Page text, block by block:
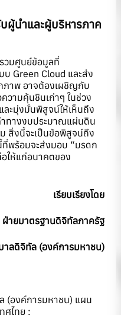
ผู้นำและผู้บริหารภาค
วมศูนย์ข้อมูลที่
บ Green Cloud และส่ง
ภาพ อาจต้องเผชิญกับ
วามคุ้นชินเก่าๆ ในช่วง
ะมุ่งมั่นพิสูจน์ให้เห็นถึง
ทางงบประมาณแผ่นดิน
สิ่งนี้จะเป็นข้อพิสูจน์ถึง
พร้อมจะส่งมอบ “มรดก
อให้แก่อนาคตของ
เรียบเรียงโดย
ฝ่ายมาตรฐานดิจิทัลภาครัฐ
ลดิจิทัล (องค์การมหาชน)
(องค์การมหาชน) แผน
ศไทย :